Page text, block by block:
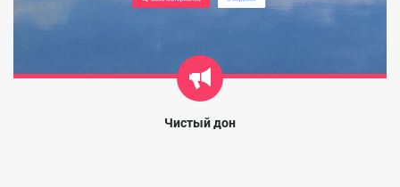
Чистый дон